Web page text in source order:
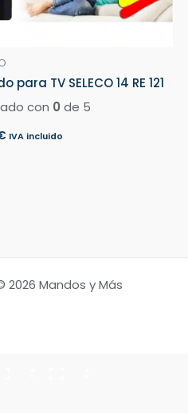
para TV SELECO 14 RE 121
con 0 de 5
IVA incluido
Mandos y Más